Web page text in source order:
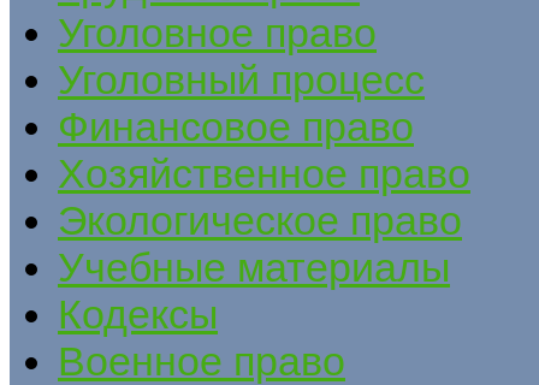
Уголовное право
Уголовный процесс
Финансовое право
Хозяйственное право
Экологическое право
Учебные материалы
Кодексы
Военное право